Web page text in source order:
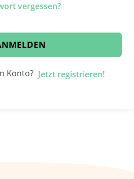
vergessen?
Konto? Jetzt registrieren!